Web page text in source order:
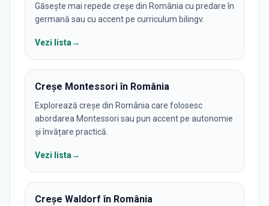
Găsește mai repede creșe din România cu predare în
germană sau cu accent pe curriculum bilingv.
Vezi lista→
Creșe Montessori în România
Explorează creșe din România care folosesc
abordarea Montessori sau pun accent pe autonomie
și învățare practică.
Vezi lista→
Creșe Waldorf în România